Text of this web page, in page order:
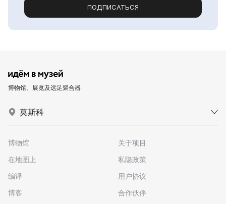
ПОДПИСАТЬСЯ
博物馆、展览及远足聚合器
莫斯科
博物馆
在地图上
编译
博客
关于项目
私隐政策
用户协议
合作伙伴